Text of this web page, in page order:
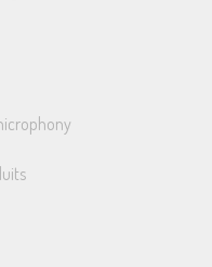
without flattening or